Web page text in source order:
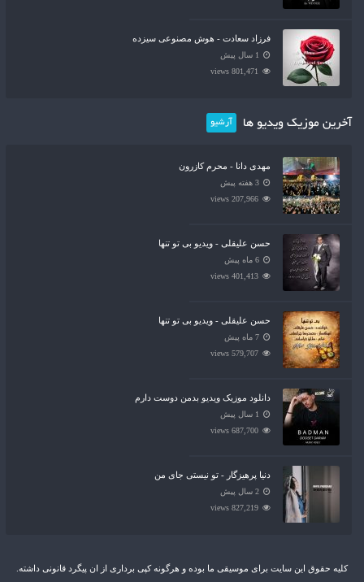
فرزاد سعادت - هوش مصنوعی سیزده
1 سال پیش
801,471 views
آخرین موزیک ویدیو ها آرشیو
مهدی دانا - محرم کازرون
3 هفته پیش
207,966 views
حسن علیقلی - ویدیو بی تو تنها
6 ماه پیش
401,413 views
حسن علیقلی - ویدیو بی تو تنها
7 ماه پیش
579,707 views
دانلود موزیک ویدیو بدمن دوست دارم
1 سال پیش
687,700 views
دنیا پرهیزگار - تو نیستی جای من
2 سال پیش
827,219 views
کلیه حقوق این سایت برای موسیقی ما بوده و هرگونه کپی برداری از ان پیگرد قانونی داشته.